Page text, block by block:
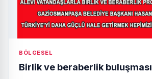
BÖLGESEL
Birlik ve beraberlik buluşması